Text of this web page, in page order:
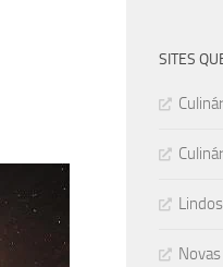
SITES